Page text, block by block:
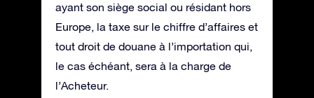
ayant son siège social ou résidant hors
Europe, la taxe sur le chiffre d’affaires et
tout droit de douane à l’importation qui,
le cas échéant, sera à la charge de
l’Acheteur.